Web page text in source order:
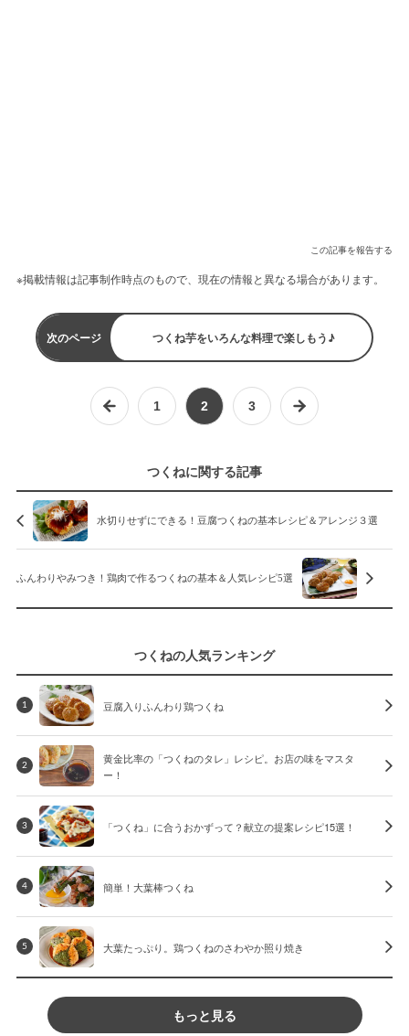
この記事を報告する
※掲載情報は記事制作時点のもので、現在の情報と異なる場合があります。
次のページ つくね芋をいろんな料理で楽しもう♪
1 2 3
つくねに関する記事
水切りせずにできる！豆腐つくねの基本レシピ＆アレンジ３選
ふんわりやみつき！鶏肉で作るつくねの基本＆人気レシピ5選
つくねの人気ランキング
1 豆腐入りふんわり鶏つくね
2
黄金比率の「つくねのタレ」レシピ。お店の味をマスタ
ー！
3 「つくね」に合うおかずって？献立の提案レシピ15選！
4 簡単！大葉棒つくね
5 大葉たっぷり。鶏つくねのさわやか照り焼き
もっと見る